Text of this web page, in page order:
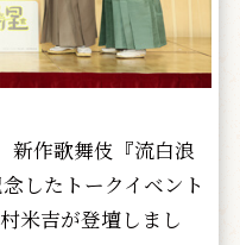
新作歌舞伎『流白浪
したトークイベント
米吉が登壇しまし